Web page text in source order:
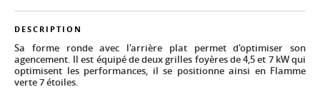
DESCRIPTION
Sa forme ronde avec l'arrière plat permet d'optimiser son
agencement. Il est équipé de deux grilles foyères de 4,5 et 7 kW qui
optimisent les performances, il se positionne ainsi en Flamme
verte 7 étoiles.